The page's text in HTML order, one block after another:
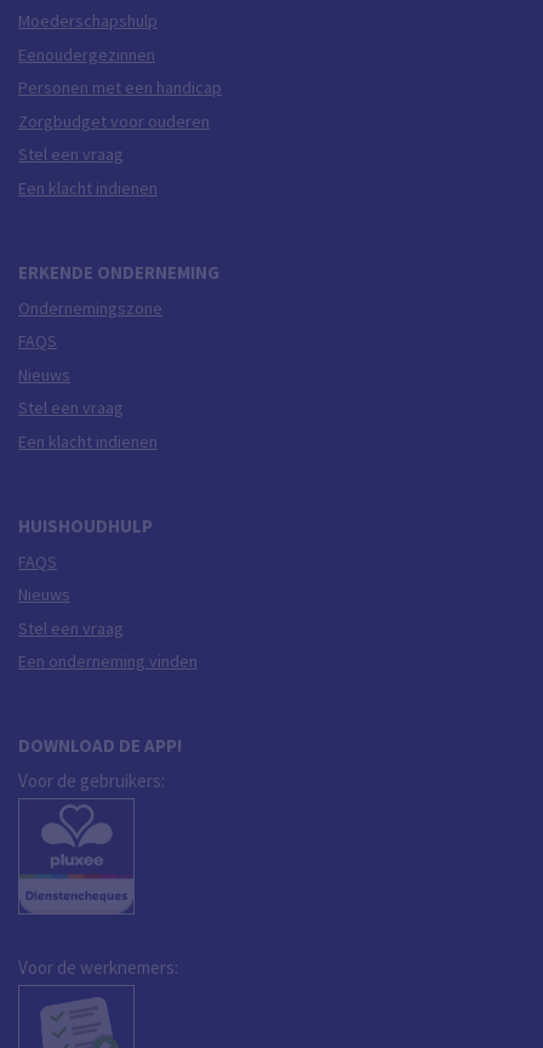
Moederschapshulp
Eenoudergezinnen
Personen met een handicap
Zorgbudget voor ouderen
Stel een vraag
Een klacht indienen
ERKENDE ONDERNEMING
Ondernemingszone
FAQS
Nieuws
Stel een vraag
Een klacht indienen
HUISHOUDHULP
FAQS
Nieuws
Stel een vraag
Een onderneming vinden
DOWNLOAD DE APP!
Voor de gebruikers:
Voor de werknemers: